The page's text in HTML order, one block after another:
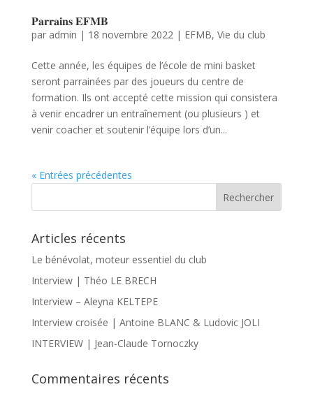
𝐏𝐚𝐫𝐫𝐚𝐢𝐧𝐬 𝐄𝐅𝐌𝐁
par admin | 18 novembre 2022| EFMB, Vie du club
Cette année, les équipes de l’école de mini basket
seront parrainées par des joueurs du centre de
formation. Ils ont accepté cette mission qui consistera
à venir encadrer un entraînement (ou plusieurs ) et
venir coacher et soutenir l’équipe lors d’un...
« Entrées précédentes
Articles récents
Le bénévolat, moteur essentiel du club
Interview | Théo LE BRECH
Interview – Aleyna KELTEPE
Interview croisée | Antoine BLANC & Ludovic JOLI
INTERVIEW | Jean-Claude Tornoczky
Commentaires récents